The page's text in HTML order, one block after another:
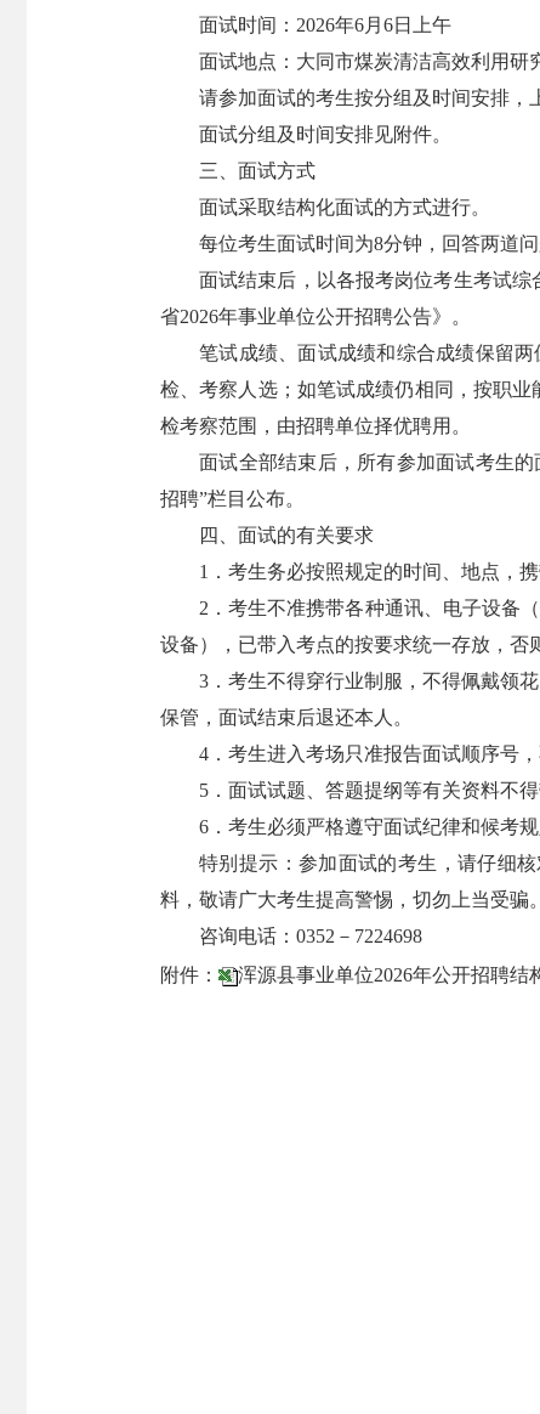
面试时间：2026年6月6日上午
面试地点：大同市煤炭清洁高效利用研
请参加面试的考生按分组及时间安排，
面试分组及时间安排见附件。
三、面试方式
面试采取结构化面试的方式进行。
每位考生面试时间为8分钟，回答两道
面试结束后，以各报考岗位考生考试
省2026年事业单位公开招聘公告》。
笔试成绩、面试成绩和综合成绩保留
检、考察人选；如笔试成绩仍相同，按职
检考察范围，由招聘单位择优聘用。
面试全部结束后，所有参加面试考生
招聘”栏目公布。
四、面试的有关要求
1．考生务必按照规定的时间、地点，
2．考生不准携带各种通讯、电子设备
设备），已带入考点的按要求统一存放，否
3．考生不得穿行业制服，不得佩戴领
保管，面试结束后退还本人。
4．考生进入考场只准报告面试顺序号
5．面试试题、答题提纲等有关资料不得
6．考生必须严格遵守面试纪律和候考
特别提示：参加面试的考生，请仔细
料，敬请广大考生提高警惕，切勿上当受骗。
咨询电话：0352－7224698
附件：
浑源县事业单位2026年公开招聘结